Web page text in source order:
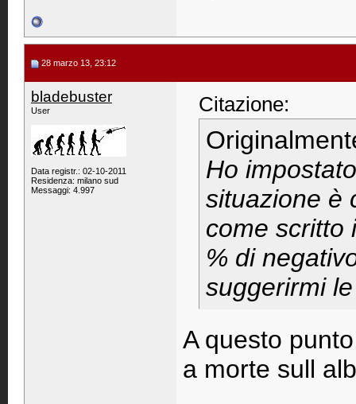
28 marzo 13, 23:12
bladebuster
User
Data registr.: 02-10-2011
Residenza: milano sud
Messaggi: 4.997
Citazione:
Ho
situazione è
come scritto
% di
suggerirmi
A questo
a morte sull